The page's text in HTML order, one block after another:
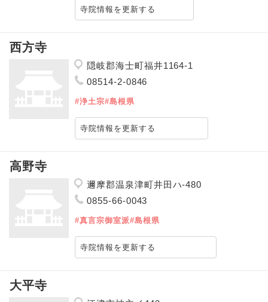
寺院情報を更新する
西方寺
隠岐郡海士町福井1164-1
08514-2-0846
#浄土宗#島根県
寺院情報を更新する
高野寺
邇摩郡温泉津町井田ハ-480
0855-66-0043
#真言宗御室派#島根県
寺院情報を更新する
大平寺